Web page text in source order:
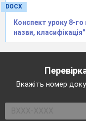
DOCX
Конспект уроку 8-
назви, класифікація"
Вкажіть номер